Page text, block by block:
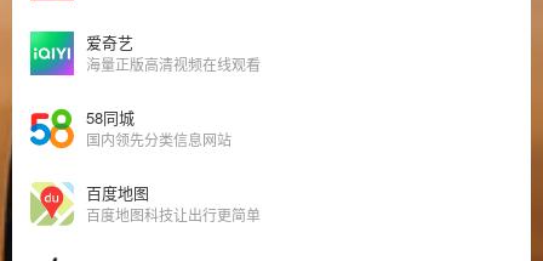
爱奇艺
海量正版高清视频在线观看
58同城
国内领先分类信息网站
百度地图
百度地图科技让出行更简单